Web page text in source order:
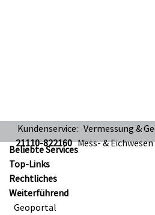
Kundenservice: Vermessung &
21110-822160Mess- &
Beliebte Services
Top-Links
Rechtliches
Weiterführend
Geoportal